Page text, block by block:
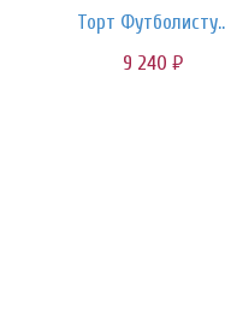
Торт
9 240 руб.